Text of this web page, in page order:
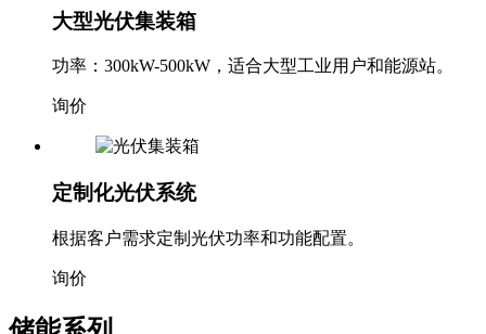
大型光伏集装箱
功率：300kW-500kW，适合大型工业用户和能源站。
询价
定制化光伏系统
根据客户需求定制光伏功率和功能配置。
询价